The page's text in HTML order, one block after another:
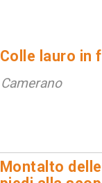
Colle lauro in
Camerano
Montalto